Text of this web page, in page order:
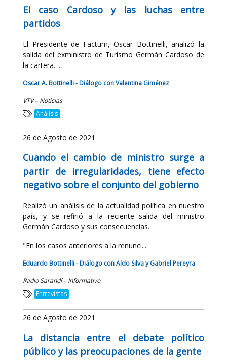
El caso Cardoso y las luchas entre
partidos
El Presidente de Factum, Oscar Bottinelli, analizó la
salida del exministro de Turismo Germán Cardoso de
la cartera. ...
Oscar A. Bottinelli - Diálogo con Valentina Giménez
VTV – Noticias
Análisis
26 de Agosto de 2021
Cuando el cambio de ministro surge a
partir de irregularidades, tiene efecto
negativo sobre el conjunto del gobierno
Realizó un análisis de la actualidad política en nuestro
país, y se refirió a la reciente salida del ministro
Germán Cardoso y sus consecuencias.
"En los casos anteriores a la renunci...
Eduardo Bottinelli - Diálogo con Aldo Silva y Gabriel Pereyra
Radio Sarandí – Informativo
Entrevistas
26 de Agosto de 2021
La distancia entre el debate político
público y las preocupaciones de la gente